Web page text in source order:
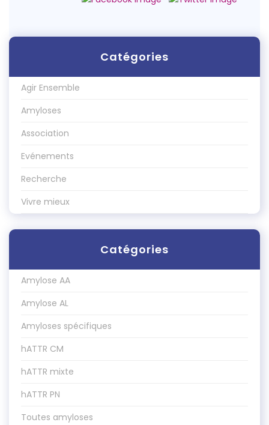
Catégories
Agir Ensemble
Amyloses
Association
Evénements
Recherche
Vivre mieux
Catégories
Amylose AA
Amylose AL
Amyloses spécifiques
hATTR CM
hATTR mixte
hATTR PN
Toutes amyloses